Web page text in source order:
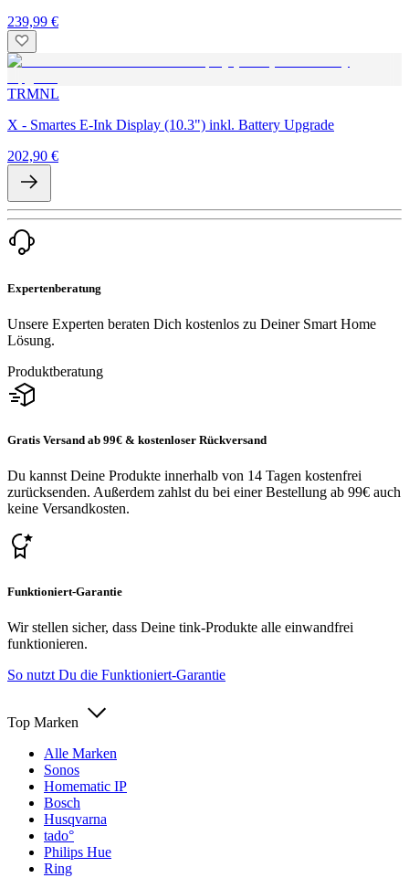
239,99 €
TRMNL
X - Smartes E-Ink Display (10.3") inkl. Battery Upgrade
202,90 €
Expertenberatung
Unsere Experten beraten Dich kostenlos zu Deiner Smart Home
Lösung.
Produktberatung
Gratis Versand ab 99€ & kostenloser Rückversand
Du kannst Deine Produkte innerhalb von 14 Tagen kostenfrei
zurücksenden. Außerdem zahlst du bei einer Bestellung ab 99€ auch
keine Versandkosten.
Funktioniert-Garantie
Wir stellen sicher, dass Deine tink-Produkte alle einwandfrei
funktionieren.
So nutzt Du die Funktioniert-Garantie
Top Marken
Alle Marken
Sonos
Homematic IP
Bosch
Husqvarna
tado°
Philips Hue
Ring